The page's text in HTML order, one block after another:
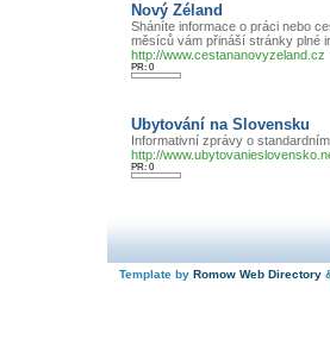
Nový Zéland
Sháníte informace o práci nebo
měsíců vám přináší stránky plné
http://www.cestananovyzeland.cz
PR: 0
Ubytování na Slovensku
Informativní zprávy o
http://
PR: 0
Template by Romow Web Directory